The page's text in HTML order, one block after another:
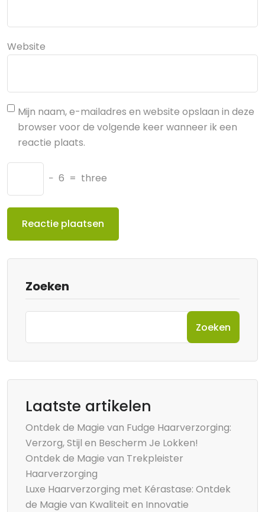
Website
Mijn naam, e-mailadres en website opslaan in deze
browser voor de volgende keer wanneer ik een
reactie plaats.
− 6 = three
Zoeken
Zoeken
Laatste artikelen
Ontdek de Magie van Fudge Haarverzorging:
Verzorg, Stijl en Bescherm Je Lokken!
Ontdek de Magie van Trekpleister
Haarverzorging
Luxe Haarverzorging met Kérastase: Ontdek
de Magie van Kwaliteit en Innovatie